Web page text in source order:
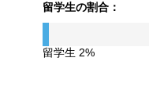
留学生の割合：
留学生 2%